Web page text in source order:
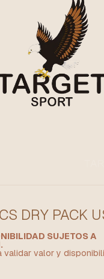
DRY PACK
SUJETOS A
validar valor y